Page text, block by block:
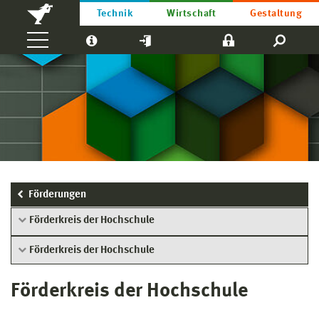
Technik Wirtschaft Gestaltung
Förderungen
Förderkreis der Hochschule
Förderkreis der Hochschule
Förderkreis der Hochschule